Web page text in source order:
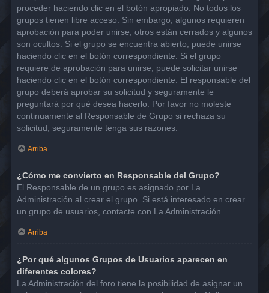
proceder haciendo clic en el botón apropiado. No todos los
grupos tienen libre acceso. Sin embargo, algunos requieren
aprobación para poder unirse, otros están cerrados y algunos
son ocultos. Si el grupo se encuentra abierto, puede unirse
haciendo clic en el botón correspondiente. Si el grupo
requiere de aprobación para unirse, puede solicitar unirse
haciendo clic en el botón correspondiente. El responsable del
grupo deberá aprobar su solicitud y seguramente le
preguntará por qué desea hacerlo. Por favor no moleste
continuamente al Responsable de Grupo si rechaza su
solicitud; seguramente tenga sus razones.
Arriba
¿Cómo me convierto en Responsable del Grupo?
El Responsable de un grupo es asignado por La
Administración al crear el grupo. Si está interesado en crear
un grupo de usuarios, contacte con La Administración.
Arriba
¿Por qué algunos Grupos de Usuarios aparecen en
diferentes colores?
La Administración del foro tiene la posibilidad de asignar un